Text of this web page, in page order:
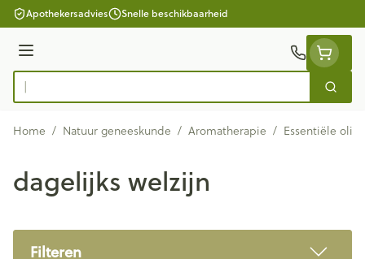
Ga naar de inhoud
Apothekersadvies Snelle beschikbaarheid
Menu
Product, merk, categorie...
Zoek
Home / Natuur geneeskunde / Aromatherapie / Essentiële oliën
dagelijks welzijn
Filteren